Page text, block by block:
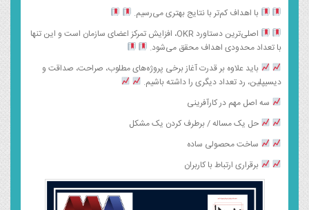
با اهداف کم‌تر با نتایج بهتری می‌رسیم.
اصلی‌ترین دستاورد OKR، افزایش تمرکز اعضای سازمان است و این تنها
با تعداد محدودی اهداف محقق می‌شود.
باید علاوه بر قدرت آغاز برخی پروژه‌های مطلوب، صراحت، صداقت و
دیسیپلین، رد تعداد دیگری را داشته باشیم.
سه اصل مهم در کارآفرینی
حل یک مساله / برطرف کردن یک مشکل
ساخت محصولی ساده
برقراری ارتباط با کاربران